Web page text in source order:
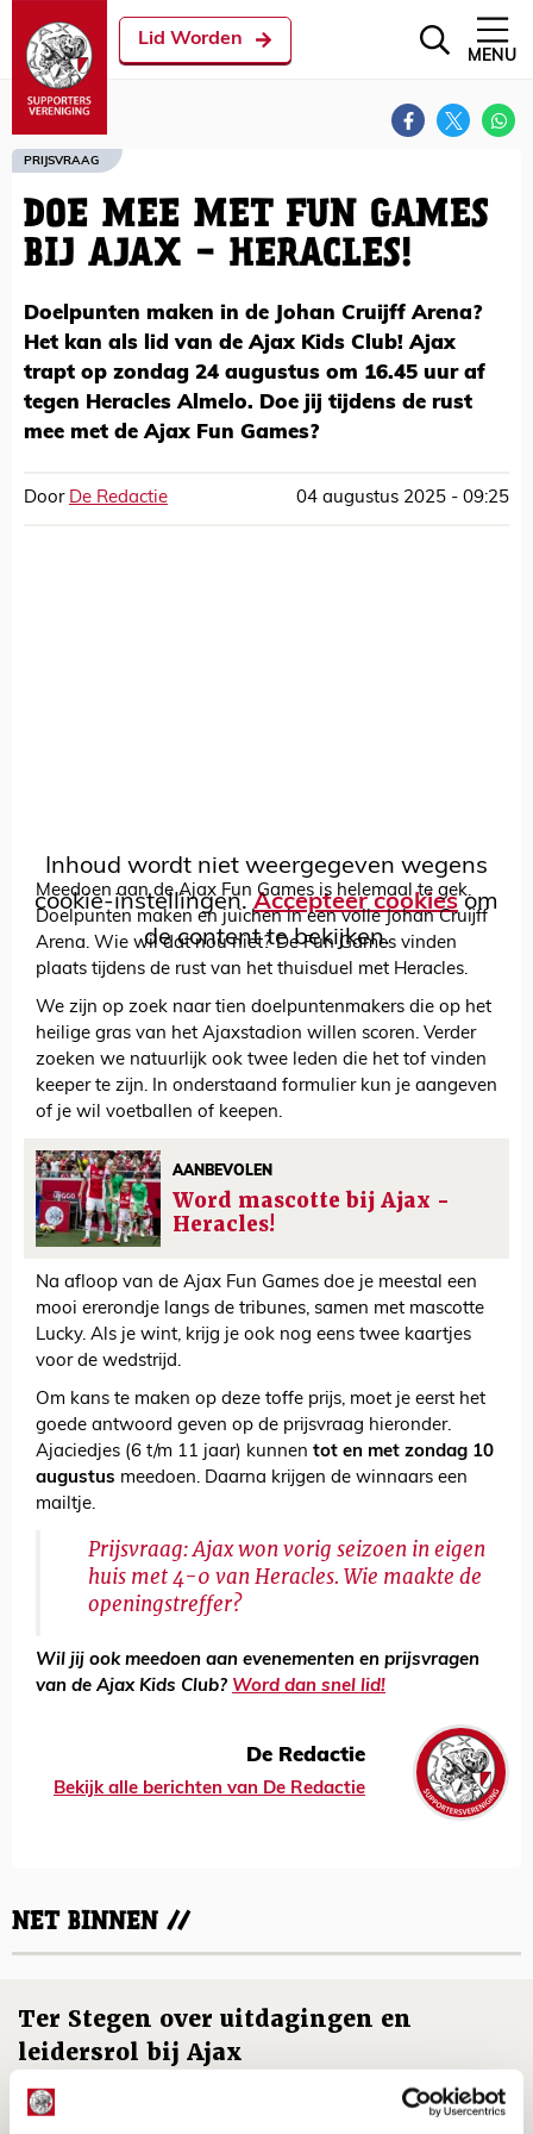
Lid Worden
MENU
PRIJSVRAAG
DOE MEE MET FUN GAMES
BIJ AJAX - HERACLES!
Doelpunten maken in de Johan Cruijff Arena?
Het kan als lid van de Ajax Kids Club! Ajax
trapt op zondag 24 augustus om 16.45 uur af
tegen Heracles Almelo. Doe jij tijdens de rust
mee met de Ajax Fun Games?
Door De Redactie 04 augustus 2025 - 09:25
Inhoud wordt niet weergegeven wegens
cookie-instellingen.Accepteer cookiesom
de content te bekijken.
Meedoen aan de Ajax Fun Games is helemaal te gek.
Doelpunten maken en juichen in een volle Johan Cruijff
Arena. Wie wil dat nou niet? De Fun Games vinden
plaats tijdens de rust van het thuisduel met Heracles.
We zijn op zoek naar tien doelpuntenmakers die op het
heilige gras van het Ajaxstadion willen scoren. Verder
zoeken we natuurlijk ook twee leden die het tof vinden
keeper te zijn. In onderstaand formulier kun je aangeven
of je wil voetballen of keepen.
AANBEVOLEN
Word mascotte bij Ajax -
Heracles!
Na afloop van de Ajax Fun Games doe je meestal een
mooi ererondje langs de tribunes, samen met mascotte
Lucky. Als je wint, krijg je ook nog eens twee kaartjes
voor de wedstrijd.
Om kans te maken op deze toffe prijs, moet je eerst het
goede antwoord geven op de prijsvraag hieronder.
Ajaciedjes (6 t/m 11 jaar) kunnen tot en met zondag 10
augustus meedoen. Daarna krijgen de winnaars een
mailtje.
Prijsvraag: Ajax won vorig seizoen in eigen
huis met 4-0 van Heracles. Wie maakte de
openingstreffer?
Wil jij ook meedoen aan evenementen en prijsvragen
van de Ajax Kids Club? Word dan snel lid!
De Redactie
Bekijk alle berichten van De Redactie
NET BINNEN //
Ter Stegen over uitdagingen en
leidersrol bij Ajax
05 AUGUSTUS 2026 - 20:00
NIEUWS